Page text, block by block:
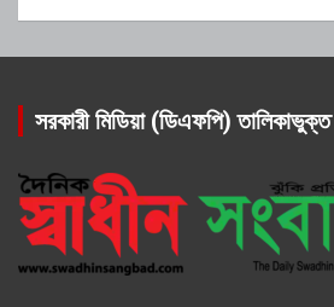
সরকারী মিডিয়া (ডিএফপি) তালিকাভুক্ত